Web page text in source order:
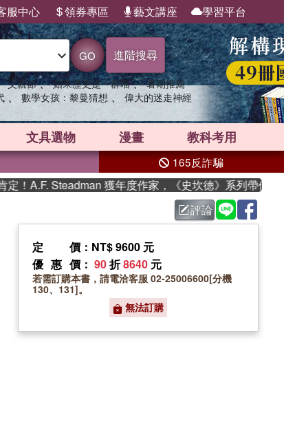
服中心 領券專區 藝文講座 學習平台
GO 進階搜尋
父親節 、 如果歷史是一群喵 、 暑期推薦
、 數學女孩：黎曼猜想 、 偉大的迷走神經
文具選物 漫畫 教科考用
165反詐騙
Steadman 獲年度作家，《史坎德》系列帶你踏上熱
評論
定價 ：NT$ 9600 元
優惠價 ： 90折8640 元
若需訂購本書，請電洽客服 02-25006600[分機
130、131]。
無法訂購